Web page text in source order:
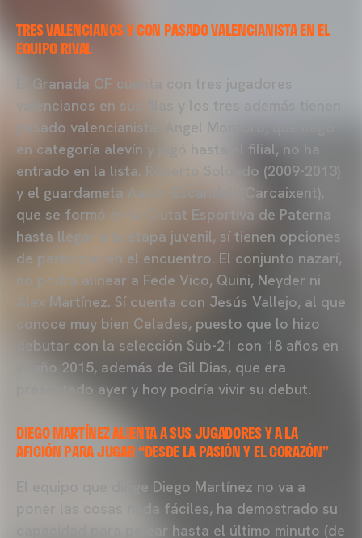
TRES VALENCIANOS Y CON PASADO VALENCIANISTA EN EL
EQUIPO RIVAL
El Granada CF cuenta con tres jugadores
valencianos en sus filas y los tres además tienen
pasado valencianista. Ángel Montoro, que llegó
en categoría alevín y jugó hasta el filial, no ha
entrado en la lista. Roberto Soldado (2009-2013)
y el guardameta Aarón Escandell (Carcaixent),
que se formó en la Ciutat Esportiva de Paterna
hasta llegar a la etapa juvenil, sí tienen opciones
de participar en el encuentro. El conjunto nazarí,
no podrá alinear a Fede Vico, Quini, Neyder ni
Álex Martínez. Sí cuenta con Jesús Vallejo, al que
conoce muy bien Celades, puesto que lo hizo
debutar con la selección Sub-21 con 18 años en
el año 2015, además de Gil Dias, que era
presentado ayer y hoy podría vivir su debut.
DIEGO MARTÍNEZ ALIENTA A SUS JUGADORES Y A LA
AFICIÓN PARA JUGAR “DESDE LA PASIÓN Y EL CORAZÓN”
El equipo que dirige Diego Martínez no va a
poner las cosas nada fáciles, ha demostrado su
capacidad para pelear hasta el último minuto (de